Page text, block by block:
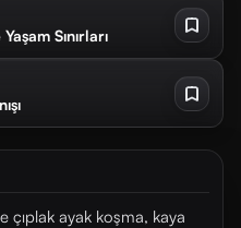
Sınırları
çıplak ayak koşma, kaya